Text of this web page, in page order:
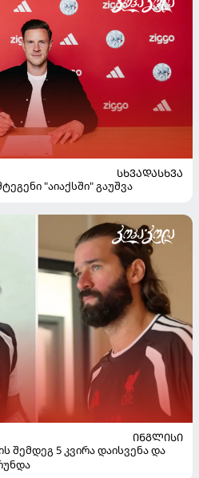
ᲡᲮᲕᲐᲓᲐᲡᲮᲕᲐ
"აიაქსში" გაუშვა
ᲘᲜᲒᲚᲘᲡᲘ
შემდეგ 5 კვირა დაისვენა და